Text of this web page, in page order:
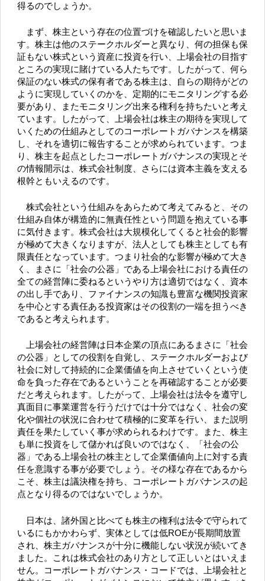
得るのでしょうか。
まず、株主という存在の位置づけを確認したいと思いま
す。株主は他のステークホルダーと異なり、何の担保も保
証もない株式という資産に投資を行い、上場会社の目指す
ところの実現に賭けている人たちです。したがって、何ら
保証のない株式の保有者である株主は、自らの期待がどの
ように実現していくのかを、定期的にモニタリングする必
要があり、またモニタリング出来る権利を持ちたいと考え
ています。したがって、上場会社は株主の期待を実現して
いくための仕組みとしてのコーポレートガバナンスを構築
し、それを適切に報告することが求められています。つま
り、株主を起点としたコーポレートガバナンスの実現とそ
の情報開示は、株式会社制度、さらには資本主義を支える
根幹ともいえるのです。
株式会社という仕組みをあらためて考えてみると、その
仕組み自体が構造的に無責任性という問題を抱えている事
に気付きます。株式会社は大規模化してくると社会的影響
が極めて大きくなりますが、法人としても株主としても有
限責任となっています。つまり社会的な影響が極めて大き
く、まさに「社会の公器」である上場会社における責任の
全ての経営陣に委ねるというやり方は適切ではなく、資本
の出し手であり、ファイナンスの知識も豊富な機関投資家
を中心とする責任ある投資家はその役割の一端を担うべき
であると考えられます。
上場会社の経営陣は日本企業の頂点にあるまさに「社会
の公器」としての役割を自覚し、ステークホルダーおよび
社会に対して持続的に企業価値を向上させていくという使
命を負った存在であるということを再確認することが必要
だと考えられます。したがって、上場会社は法令を遵守し
真面目に事業運営を行うだけでは十分ではなく、社会の変
化や個社の状況に合わせて積極的に変革を行い、また説明
責任を果たしていく事が求められるわけです。また、株主
も単に投資をして儲かれば良いのではなく、「社会の公
器」である上場会社の株主として企業価値向上に対する責
任を意識する事が必要でしょう。その様な存在であるから
こそ、株主は議決権を持ち、コーポレートガバナンスの起
点となり得るのではないでしょうか。
日本は、諸外国と比べても株主の権利は法令で守られて
いるにもかかわらず、実体としては低ROEが長期間放置
され、株主ガバナンスが十分に機能しない状況が続いてき
ました。これは株式会社のあり方として正しいとはいえま
せん。コーポレートガバナンス・コードでは、上場会社と